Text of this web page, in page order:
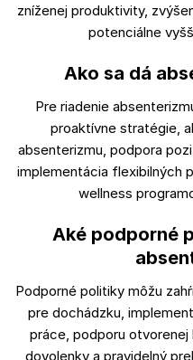
zníženej produktivity,
potenciálne
Ako sa dá
Pre riadenie
proaktívne stratégie,
absenterizmu, podpora
implementácia flexibilných
wellness
Aké podporné
Podporné politiky môžu
pre dochádzku,
práce, podporu otvorenej
dovolenky a pravidelný